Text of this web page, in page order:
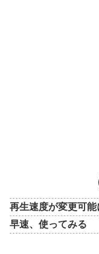
再生速度が変更可
早速、使ってみる